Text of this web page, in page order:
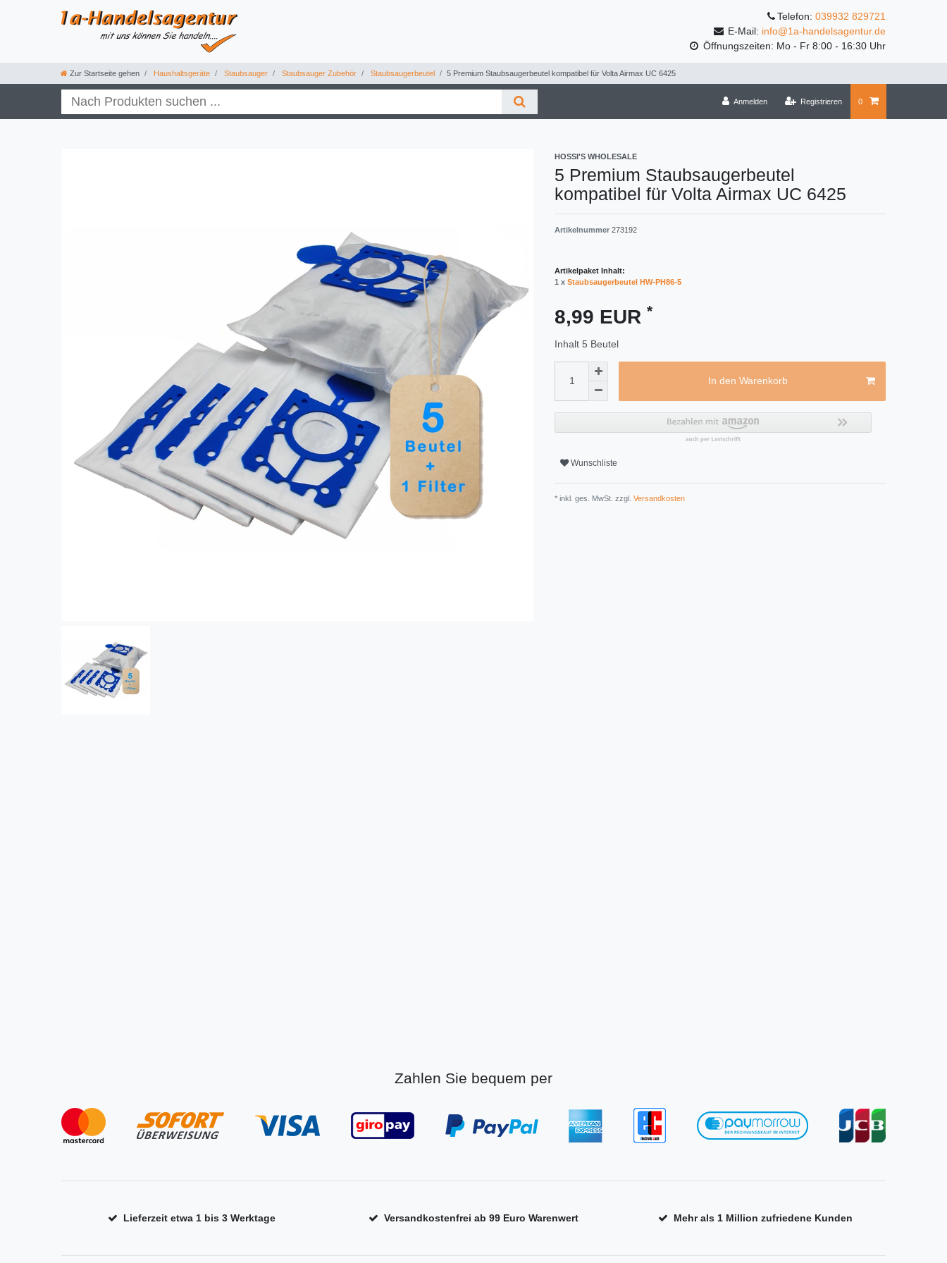
Telefon: 039932 829721
E-Mail: info@1a-handelsagentur.de
Öffnungszeiten: Mo - Fr 8:00 - 16:30 Uhr
Zur Startseite gehen Haushaltsgeräte Staubsauger Staubsauger Zubehör Staubsaugerbeutel 5 Premium Staubsaugerbeutel kompatibel für Volta Airmax UC 6425
Anmelden Registrieren 0
HOSSI'S WHOLESALE
5 Premium Staubsaugerbeutel
kompatibel für Volta Airmax UC 6425
Artikelnummer 273192
Artikelpaket Inhalt:
1 x Staubsaugerbeutel HW-PH86-5
8,99 EUR *
Inhalt 5 Beutel
In den Warenkorb
Wunschliste
* inkl. ges. MwSt. zzgl. Versandkosten
Zahlen Sie bequem per
Lieferzeit etwa 1 bis 3 Werktage Versandkostenfrei ab 99 Euro Warenwert Mehr als 1 Million zufriedene Kunden